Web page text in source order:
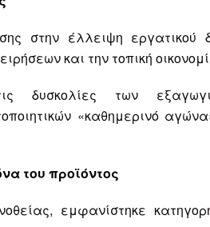
στην έλλειψη εργατικού
και την τοπική
δυσκολίες των
«καθημερινό
του προϊόντος
εμφανίστηκε